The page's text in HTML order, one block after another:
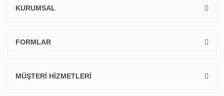
KURUMSAL
FORMLAR
MÜŞTERİ HİZMETLERİ